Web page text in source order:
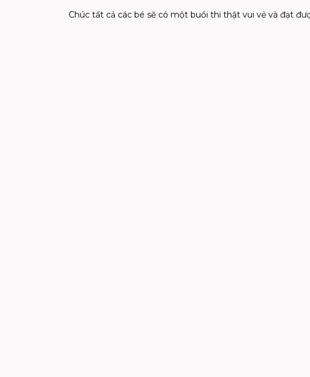
Chúc tất cả các bé sẽ có một buổi thi thật vui vẻ và đạt